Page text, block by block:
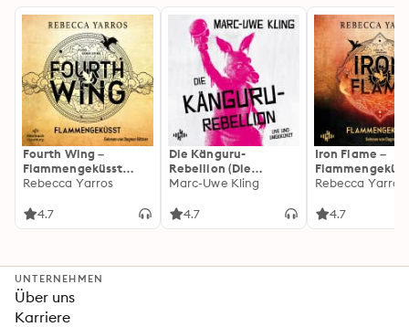
Fourth Wing –
Flammengeküsst
(Flammengeküsst-
Rebecca Yarros
4.7
Die Känguru-
Rebellion (Die
Känguru-Werke 5)
Marc-Uwe Kling
4.7
Iron Flame –
heißersehnte
Rebecca Yarros
4.7
UNTERNEHMEN
Über uns
Karriere